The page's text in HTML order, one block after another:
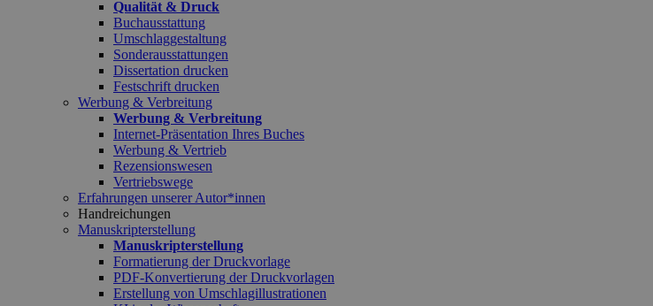
Qualität & Druck
Buchausstattung
Umschlaggestaltung
Sonderausstattungen
Dissertation drucken
Festschrift drucken
Werbung & Verbreitung
Werbung & Verbreitung
Internet-Präsentation Ihres Buches
Werbung & Vertrieb
Rezensionswesen
Vertriebswege
Erfahrungen unserer Autor*innen
Handreichungen
Manuskripterstellung
Manuskripterstellung
Formatierung der Druckvorlage
PDF-Konvertierung der Druckvorlagen
Erstellung von Umschlagillustrationen